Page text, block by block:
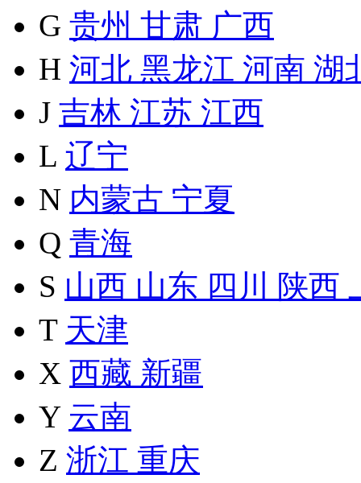
G 贵州 甘肃 广西
H 河北 黑龙江 河南 湖
J 吉林 江苏 江西
L 辽宁
N 内蒙古 宁夏
Q 青海
S 山西 山东 四川 陕西
T 天津
X 西藏 新疆
Y 云南
Z 浙江 重庆